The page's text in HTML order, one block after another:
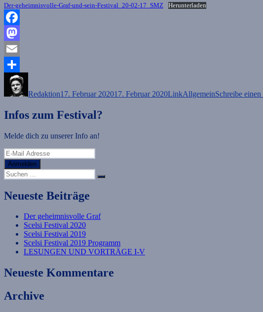
Der-geheimnisvolle-Graf-und-sein-Festival_20-02-17_SMZ Herunterladen
Facebook
Mastodon
Email
Teilen
Redaktion17. Februar 202017. Februar 2020LinkAllgemeinSchreibe
Infos zum Festival?
Melde dich zu unserer Info an!
Anmelden
Suche
nach:
Suchen
Neueste Beiträge
Der geheimnisvolle Graf
Scelsi Festival 2020
Scelsi Festival 2019
Scelsi Festival 2019 Programm
LESUNGEN UND VORTRÄGE I-V
Neueste Kommentare
Archive